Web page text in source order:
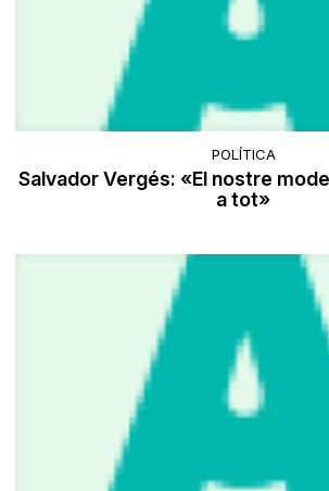
POLÍTICA
Salvador Vergés: «El nostre
a tot»